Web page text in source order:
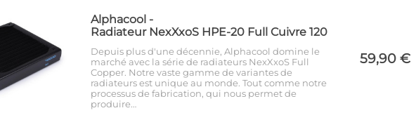
Alphacool -
Radiateur NexXxoS HPE-20 Full Cuivre 120
Depuis plus d'une décennie, Alphacool domine le
marché avec la série de radiateurs NexXxoS Full
Copper. Notre vaste gamme de variantes de
radiateurs est unique au monde. Tout comme notre
processus de fabrication, qui nous permet de
produire…
59,90 €